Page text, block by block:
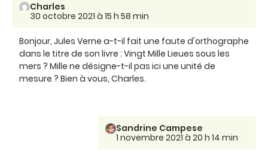
Charles
30 octobre 2021 à 15 h 58 min
Bonjour, Jules Verne a-t-il fait une faute d'orthographe
dans le titre de son livre : Vingt Mille Lieues sous les
mers ? Mille ne désigne-t-il pas ici une unité de
mesure ? Bien à vous, Charles.
Sandrine Campese
1 novembre 2021 à 20 h 14 min